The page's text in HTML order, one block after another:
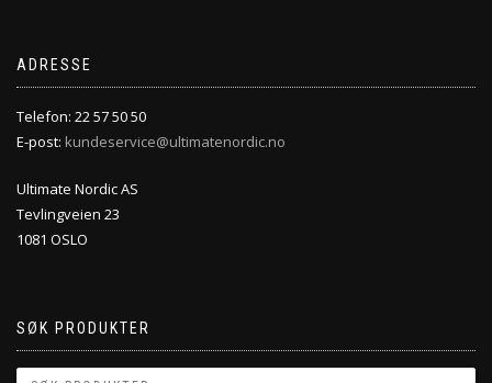
ADRESSE
Telefon: 22 57 50 50
E-post: kundeservice@ultimatenordic.no
Ultimate Nordic AS
Tevlingveien 23
1081 OSLO
SØK PRODUKTER